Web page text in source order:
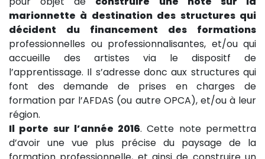
marionnette à destination des structures qui
décident du financement des formations
professionnelles ou professionnalisantes, et/ou qui
accueille des artistes via le dispositf de
l’apprentissage. Il s’adresse donc aux structures qui
font des demande de prises en charges de
formation par l’AFDAS (ou autre OPCA), et/ou à leur
région.
Il porte sur l’année 2016. Cette note permettra
d’avoir une vue plus précise du paysage de la